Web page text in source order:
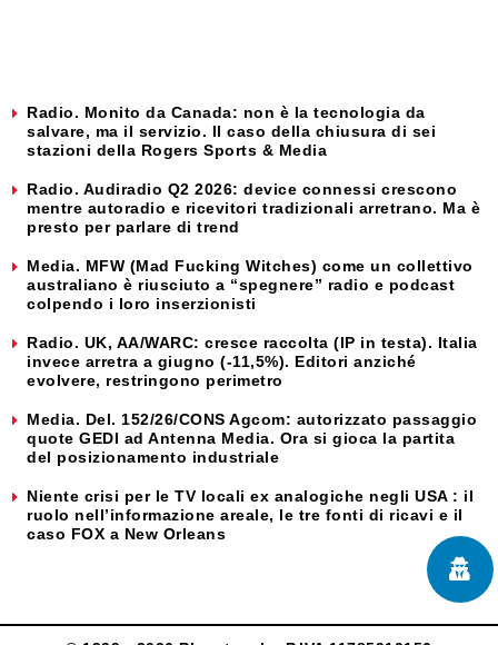
Radio. Monito da Canada: non è la tecnologia da
salvare, ma il servizio. Il caso della chiusura di sei
stazioni della Rogers Sports & Media
Radio. Audiradio Q2 2026: device connessi crescono
mentre autoradio e ricevitori tradizionali arretrano. Ma è
presto per parlare di trend
Media. MFW (Mad Fucking Witches) come un collettivo
australiano è riusciuto a “spegnere” radio e podcast
colpendo i loro inserzionisti
Radio. UK, AA/WARC: cresce raccolta (IP in testa). Italia
invece arretra a giugno (-11,5%). Editori anziché
evolvere, restringono perimetro
Media. Del. 152/26/CONS Agcom: autorizzato passaggio
quote GEDI ad Antenna Media. Ora si gioca la partita
del posizionamento industriale
Niente crisi per le TV locali ex analogiche negli USA : il
ruolo nell’informazione areale, le tre fonti di ricavi e il
caso FOX a New Orleans